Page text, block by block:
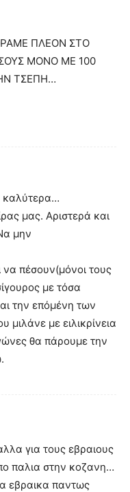
ΠΛΕΟΝ ΣΤΟ
ΜΟΝΟ ΜΕ 100
ΤΣΕΠΗ…
καλύτερα…
μας. Αριστερά και
μην
πέσουν(μόνοι τους
με τόσα
την επόμένη των
με ειλικρίνεια
θα πάρουμε την
για τους εβραιους
παλια στην κοζανη…
εβραικα παντως